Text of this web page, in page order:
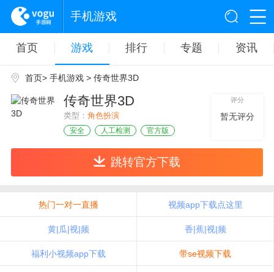
手机游戏
首页 游戏 排行 专题 资讯
首页> 手机游戏> 传奇世界3D
传奇世界3D
类型： 角色扮演
安全 人工检测 官方版
评分
暂无评分
跳转官方下载
热门一对一直播 视频app下载点这里
黄|瓜|视|频 香|蕉|视|频
福利小视频app下载 带se视频下载